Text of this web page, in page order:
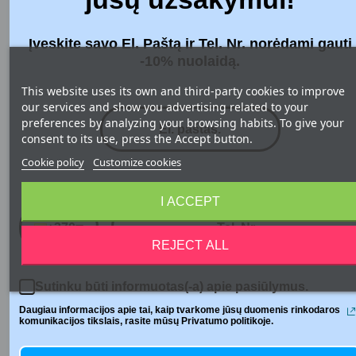
UDSKIFTNING AF KOMFOVENT
FILTERET
Komfovent vejledning til udskiftning af rekuperatorfilter
beskriver, hvordan man korrekt udskifter
rekuperatorfiltre, instruktioner til udskiftning af filter. Det
understreges, at filtrene skal skiftes 2-3 gange årligt, og
efter udskiftning af filtrene kan det være nødvendigt at
This website uses its own and third-party cookies to improve
our services and show you advertising related to your
preferences by analyzing your browsing habits. To give your
consent to its use, press the Accept button.
Cookie policy Customize cookies
REJECT ALL
I ACCEPT
Įveskite savo El. Paštą ir Tel. Nr. norėdami gauti
-10% nuolaidą.
+370
Sutinku būti informuotas(-a) apie pasiūlymus.
Daugiau informacijos apie tai, kaip tvarkome jūsų duomenis rinkodaros
komunikacijos tikslais, rasite mūsų Privatumo politikoje.